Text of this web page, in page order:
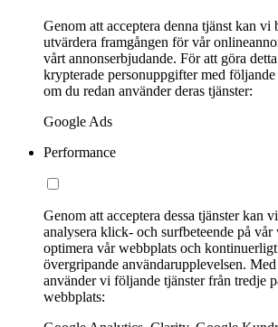
Genom att acceptera denna tjänst kan vi
utvärdera framgången för vår
vårt annonserbjudande. För att göra
krypterade personuppgifter med
om du redan använder deras tjänster:
Google Ads
Performance
Genom att acceptera dessa tjänster kan
analysera klick- och surfbeteende på
optimera vår webbplats och
övergripande användarupplevelsen.
använder vi följande tjänster från tredje
webbplats: